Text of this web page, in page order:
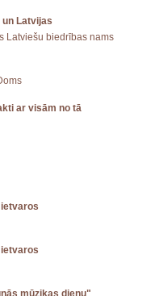
un Latvijas
Latviešu biedrības nams
ar visām no tā
mūzikas dienu"